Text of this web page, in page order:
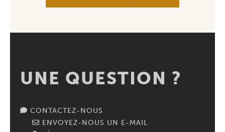
UNE QUESTION ?
CONTACTEZ-NOUS
ENVOYEZ-NOUS UN E-MAIL